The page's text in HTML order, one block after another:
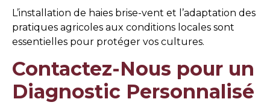
L’installation de haies brise-vent et l’adaptation des
pratiques agricoles aux conditions locales sont
essentielles pour protéger vos cultures.
Contactez-Nous pour un
Diagnostic Personnalisé